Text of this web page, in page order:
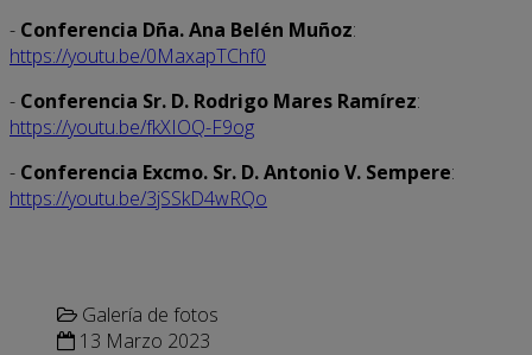
- Conferencia Dña. Ana Belén Muñoz:
https://youtu.be/0MaxapTChf0
- Conferencia Sr. D. Rodrigo Mares Ramírez:
https://youtu.be/fkXIOQ-F9og
- Conferencia Excmo. Sr. D. Antonio V. Sempere:
https://youtu.be/3jSSkD4wRQo
Galería de fotos
13 Marzo 2023